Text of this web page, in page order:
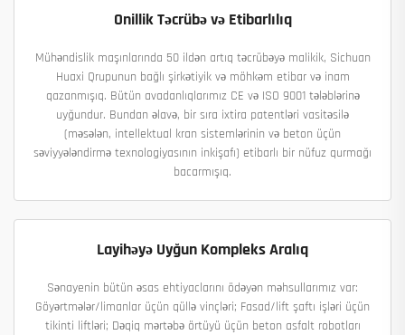
Onillik Təcrübə və Etibarlılıq
Mühəndislik maşınlarında 50 ildən artıq təcrübəyə malikik, Sichuan
Huaxi Qrupunun bağlı şirkətiyik və möhkəm etibar və inam
qazanmışıq. Bütün avadanlıqlarımız CE və ISO 9001 tələblərinə
uyğundur. Bundan əlavə, bir sıra ixtira patentləri vasitəsilə
(məsələn, intellektual kran sistemlərinin və beton üçün
səviyyələndirmə texnologiyasının inkişafı) etibarlı bir nüfuz qurmağı
bacarmışıq.
Layihəyə Uyğun Kompleks Aralıq
Sənayenin bütün əsas ehtiyaclarını ödəyən məhsullarımız var:
Göyərtmələr/limanlar üçün qüllə vinçləri; Fasad/lift şaftı işləri üçün
tikinti liftləri; Dəqiq mərtəbə örtüyü üçün beton asfalt robotları